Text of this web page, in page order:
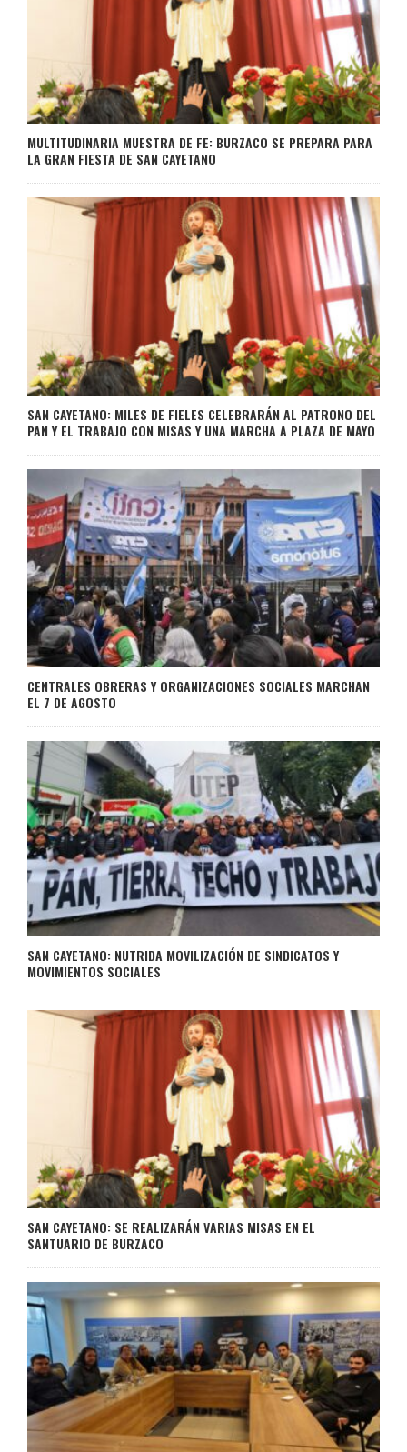
MULTITUDINARIA MUESTRA DE FE: BURZACO SE PREPARA PARA
LA GRAN FIESTA DE SAN CAYETANO
SAN CAYETANO: MILES DE FIELES CELEBRARÁN AL PATRONO DEL
PAN Y EL TRABAJO CON MISAS Y UNA MARCHA A PLAZA DE MAYO
CENTRALES OBRERAS Y ORGANIZACIONES SOCIALES MARCHAN
EL 7 DE AGOSTO
SAN CAYETANO: NUTRIDA MOVILIZACIÓN DE SINDICATOS Y
MOVIMIENTOS SOCIALES
SAN CAYETANO: SE REALIZARÁN VARIAS MISAS EN EL
SANTUARIO DE BURZACO